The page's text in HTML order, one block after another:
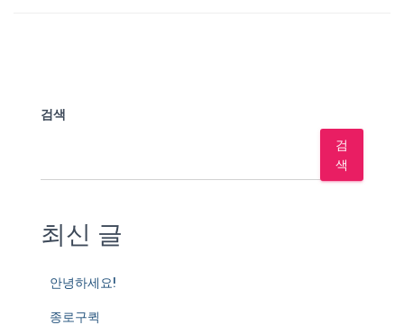
검색
검
색
최신 글
안녕하세요!
종로구퀵